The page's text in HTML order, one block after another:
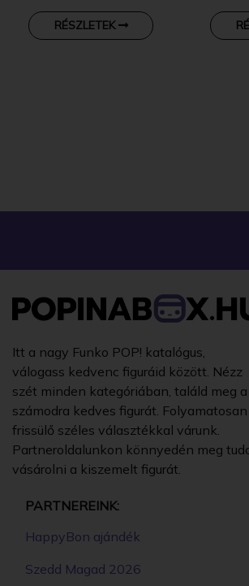
RÉSZLETEK
Itt a nagy Funko POP! katalógus,
válogass kedvenc figuráid között. Nézz
szét minden kategóriában, találd meg a
számodra kedves figurát. Folyamatosan
frissülő széles választékkal várunk.
Partneroldalunkon könnyedén meg
vásárolni a kiszemelt figurát.
PARTNEREINK:
HappyBon ajándék
Szedd Magad 2026